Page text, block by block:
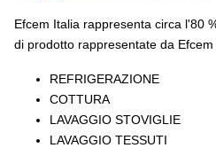
Efcem Italia rappresenta circa l'80
di prodotto rappresentate da Efcem
REFRIGERAZIONE
COTTURA
LAVAGGIO STOVIGLIE
LAVAGGIO TESSUTI